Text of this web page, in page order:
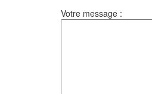
Votre message :